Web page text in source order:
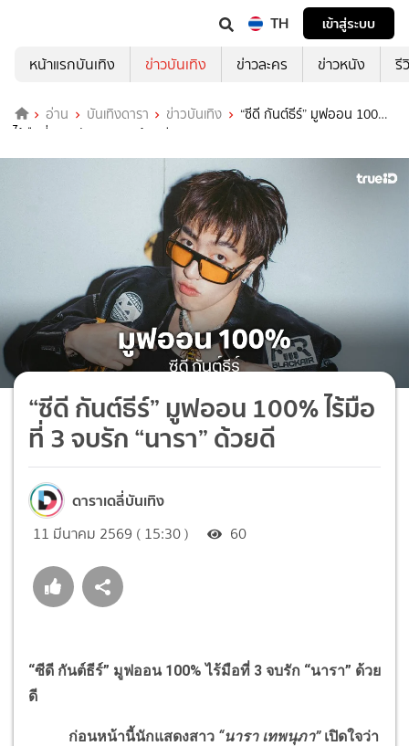
TH
เข้าสู่ระบบ
หน้าแรกบันเทิง
ข่าวบันเทิง ข่าวละคร ข่าวหนัง รี
อ่าน บันเทิงดารา ข่าวบันเทิง
“ซีดี กันต์ธีร์” มูฟออน 100%
ไร้มือที่ 3 จบรัก “นารา” ด้วยดี
“ซีดี กันต์ธีร์” มูฟออน 100% ไร้มือ
ที่ 3 จบรัก “นารา” ด้วยดี
ดาราเดลี่บันเทิง
11 มีนาคม 2569 ( 15:30 ) 60
“ซีดี กันต์ธีร์” มูฟออน 100% ไร้มือที่ 3 จบรัก “นารา” ด้วย
ดี
ก่อนหน้านี้นักแสดงสาว “นารา เทพนุภา” เปิดใจว่า